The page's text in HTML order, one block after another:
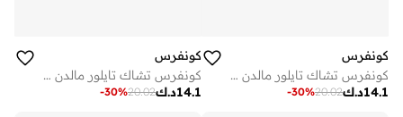
كونفرس
كونفرس تشاك تايلور مالدن ستريت سلايد-أون
د.ك14.1
20.02
-30%
كونفرس
كونفرس تشاك تايلور مالدن ستريت سلايد أون
د.ك14.1
20.02
-30%